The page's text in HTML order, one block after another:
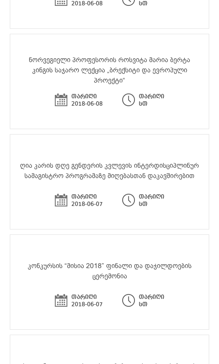
2018-06-08
სთ
ნორვეგიელი პროფესორის როსვიტა მარია ბერტა
კინგის საჯარო ლექცია „ბრექსიტი და ევროპული
პროექტი“
თარიღი
2018-06-08
თარიღი
სთ
ღია კარის დღე გენდერის კვლევის ინტერდისციპლინურ
სამაგისტრო პროგრამაზე მიღებასთან დაკავშირებით
თარიღი
2018-06-07
თარიღი
სთ
კონკურსის “მისია 2018” ფინალი და დაჯილდოების
ცერემონია
თარიღი
2018-06-07
თარიღი
სთ